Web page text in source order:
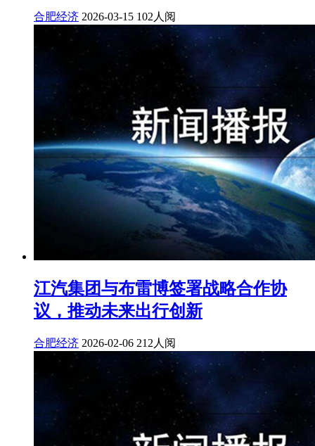
合肥经济 2026-03-15 102人阅
江汽集团与布雷博签署战略合作协
议，推动未来出行创新
合肥经济 2026-02-06 212人阅